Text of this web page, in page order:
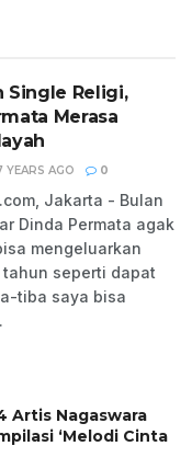
Single Religi,
Merasa
YEARS AGO 0
Jakarta - Bulan
Dinda Permata agak
mengeluarkan
seperti dapat
tiba saya bisa
Artis Nagaswara
‘Melodi Cinta